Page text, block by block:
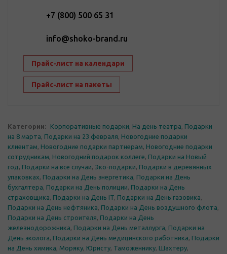
+7 (800) 500 65 31
info@shoko-brand.ru
Прайс-лист на календари
Прайс-лист на пакеты
Категории: Корпоративные подарки, На день театра, Подарки
на 8 марта, Подарки на 23 февраля, Новогодние подарки
клиентам, Новогодние подарки партнерам, Новогодние подарки
сотрудникам, Новогодний подарок коллеге, Подарки на Новый
год , Подарки на все случаи, Эко-подарки, Подарки в деревянных
упаковках, Подарки на День энергетика, Подарки на День
бухгалтера, Подарки на День полиции, Подарки на День
страховщика, Подарки на День IT, Подарки на День газовика,
Подарки на День нефтяника, Подарки на День воздушного флота,
Подарки на День строителя, Подарки на День
железнодорожника, Подарки на День металлурга, Подарки на
День эколога, Подарки на День медицинского работника, Подарки
на День химика, Моряку, Юристу, Таможеннику, Шахтеру,